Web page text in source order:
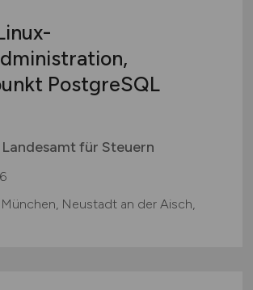
PostgreSQL
für Steuern
Neustadt an der Aisch,